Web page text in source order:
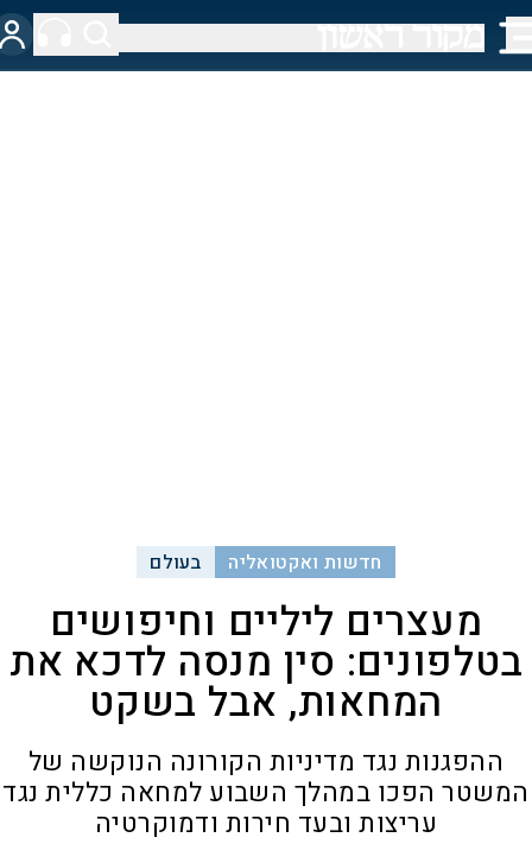
חדשות ואקטואליה בעולם
מעצרים ליליים וחיפושים
בטלפונים: סין מנסה לדכא את
המחאות, אבל בשקט
ההפגנות נגד מדיניות הקורונה הנוקשה של
המשטר הפכו במהלך השבוע למחאה כללית נגד
עריצות ובעד חירות ודמוקרטיה